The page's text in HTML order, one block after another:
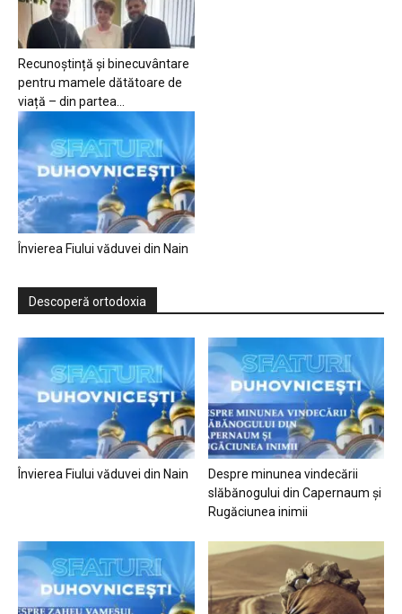
Recunoștință și binecuvântare
pentru mamele dătătoare de
viață – din partea...
Învierea Fiului văduvei din Nain
Descoperă ortodoxia
Învierea Fiului văduvei din Nain
Despre minunea vindecării
slăbănogului din Capernaum și
Rugăciunea inimii